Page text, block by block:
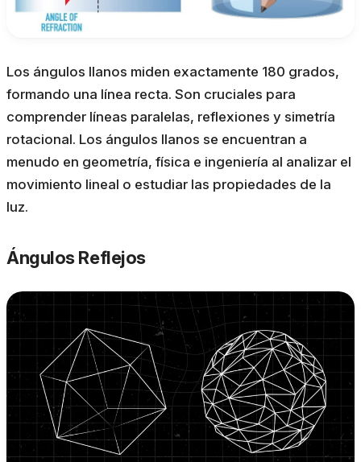
Los ángulos llanos miden exactamente 180 grados,
formando una línea recta. Son cruciales para
comprender líneas paralelas, reflexiones y simetría
rotacional. Los ángulos llanos se encuentran a
menudo en geometría, física e ingeniería al analizar el
movimiento lineal o estudiar las propiedades de la
luz.
Ángulos Reflejos